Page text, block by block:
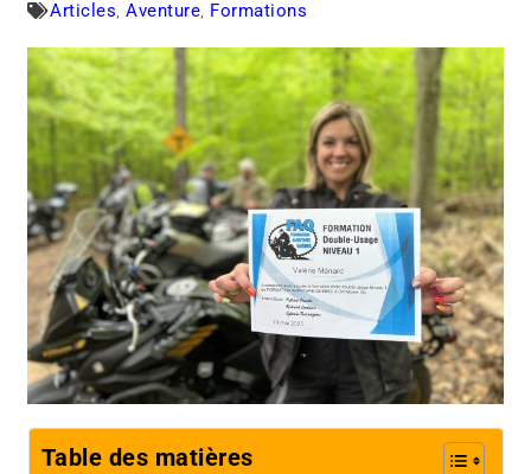
Articles,Aventure, Formations
Table des matières